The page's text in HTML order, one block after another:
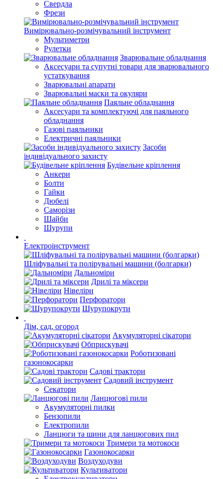
Свердла
Фрези
Вимірювально-розмічувальний інструмент
Мультиметри
Рулетки
Зварювальне обладнання
Аксесуари та супутні товари для зварювального
устаткування
Зварювальні апарати
Зварювальні маски та окуляри
Паяльне обладнання
Аксесуари та комплектуючі для паяльного
обладнання
Газові паяльники
Електричні паяльники
Засоби
індивідуального захисту
Будівельне кріплення
Анкери
Болти
Гайки
Дюбелі
Саморізи
Шайби
Шурупи
Електроінструмент
Шліфувальні та полірувальні машини (болгарки)
Дальноміри
Дрилі та міксери
Нівеліри
Перфоратори
Шурупокрути
Дім, сад, огород
Акумуляторні сікатори
Обприскувачі
Роботизовані
газонокосарки
Садові трактори
Садовий інструмент
Секатори
Ланцюгові пили
Акумуляторні пилки
Бензопили
Електропили
Ланцюги та шини для ланцюгових пил
Тримери та мотокоси
Газонокосарки
Воздуходуви
Культиватори